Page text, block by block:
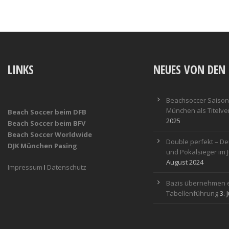
LINKS
Beach Soccer beim DFB
Beach Soccer beim BFV
Beach Soccer Worldwide
DJK München Pasing
Impressum I Datenschutz
NEUES VON
Beachsoccer
München als
2025
Double perfekt –
und Pokalsieger im
August 2024
Bazis übernehmen
Tabellenführung3.